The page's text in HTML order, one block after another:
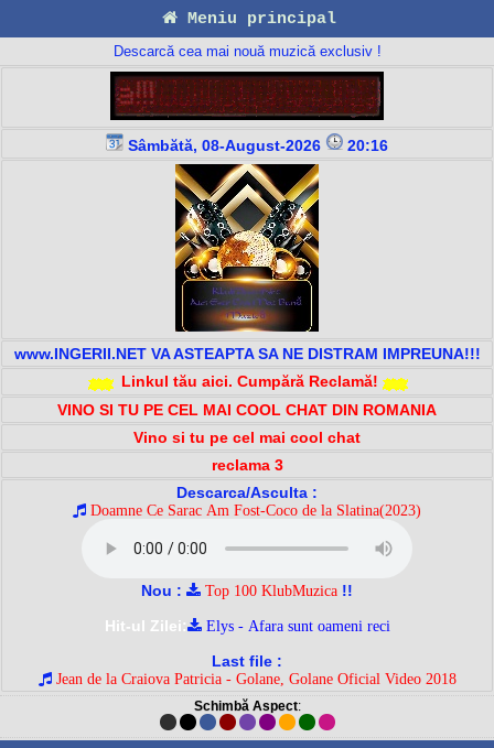
Meniu principal
Descarcă cea mai nouă muzică exclusiv !
Sâmbătă, 08-August-2026 20:16
www.INGERII.NET VA ASTEAPTA SA NE DISTRAM IMPREUNA!!!
Linkul tău aici. Cumpără Reclamă!
VINO SI TU PE CEL MAI COOL CHAT DIN ROMANIA
Vino si tu pe cel mai cool chat
reclama 3
Descarca/Asculta :
Doamne Ce Sarac Am Fost-Coco de la Slatina(2023)
Nou : Top 100 KlubMuzica !!
Hit-ul Zilei:
Elys - Afara sunt oameni reci
Last file :
Jean de la Craiova Patricia - Golane, Golane Oficial Video 2018
Schimbă Aspect: